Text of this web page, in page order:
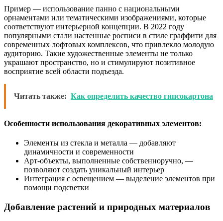
Пример — использование панно с национальными
орнаментами или тематическими изображениями, которые
соответствуют интерьерной концепции. В 2022 году
популярными стали настенные росписи в стиле граффити для
современных лофтовых комплексов, что привлекло молодую
аудиторию. Такие художественные элементы не только
украшают пространство, но и стимулируют позитивное
восприятие всей области подъезда.
Читать также: Как определить качество гипсокартона
Особенности использования декоративных элементов:
Элементы из стекла и металла — добавляют
динамичности и современности
Арт-объекты, выполненные собственноручно, —
позволяют создать уникальный интерьер
Интеграция с освещением — выделение элементов при
помощи подсветки
Добавление растений и природных материалов